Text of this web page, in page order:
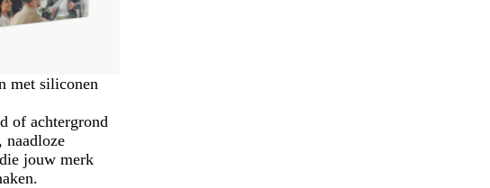
met siliconen
of achtergrond
naadloze
jouw merk